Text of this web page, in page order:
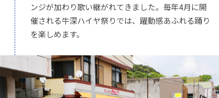
ンジが加わり歌い継がれてきました。毎年4月に開
催される牛深ハイヤ祭りでは、躍動感あふれる踊り
を楽しめます。